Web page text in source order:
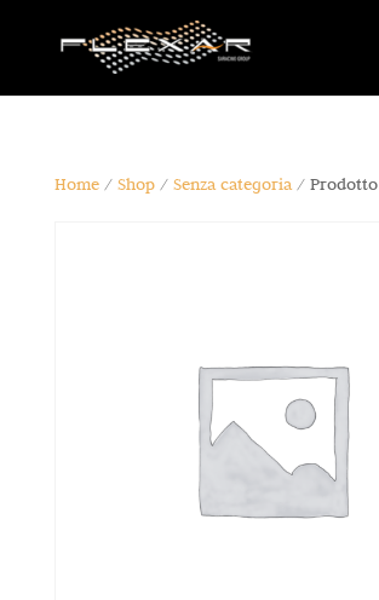
Home/ Shop/ Senza categoria/ Prodotto